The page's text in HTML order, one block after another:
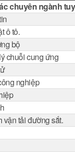
chuyên ngành
ô tô.
bộ
chuỗi cung ứng
nghiệp
vận tải đường sắt.